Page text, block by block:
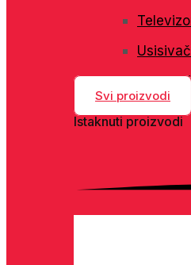
Veš
Svi proizvodi
Istaknuti proizvodi